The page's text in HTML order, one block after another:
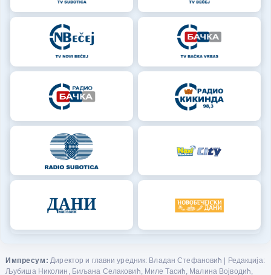
Импресум: Директор и главни уредник: Владан Стефановић | Редакција:
Љубиша Николин, Биљана Селаковић, Миле Тасић, Малина Војводић,